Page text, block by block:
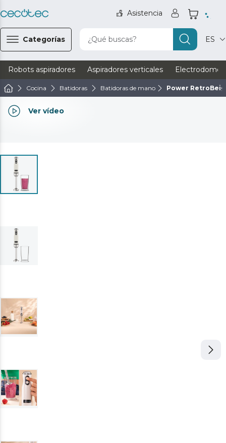
Asistencia
Categorías ¿Qué buscas? ES
Robots aspiradores Aspiradores verticales
Cocina Batidoras Batidoras de mano Power
Ver vídeo